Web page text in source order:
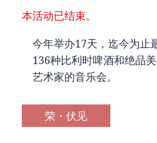
本活动已结束。
今年举办17天，迄今为止
136种比利时啤酒和绝品
艺术家的音乐会。
荣・伏见